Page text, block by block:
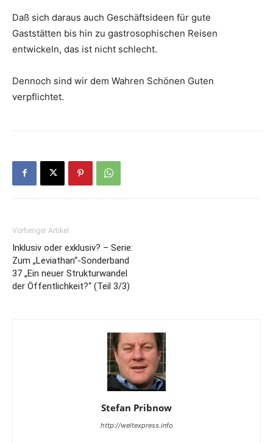
Daß sich daraus auch Geschäftsideen für gute
Gaststätten bis hin zu gastrosophischen Reisen
entwickeln, das ist nicht schlecht.
Dennoch sind wir dem Wahren Schönen Guten
verpflichtet.
Vorheriger Artikel
Inklusiv oder exklusiv? – Serie:
Zum „Leviathan“-Sonderband
37 „Ein neuer Strukturwandel
der Öffentlichkeit?“ (Teil 3/3)
Stefan Pribnow
http://weltexpress.info